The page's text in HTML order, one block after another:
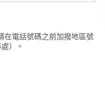
在電話號碼之前加撥地區號
）。